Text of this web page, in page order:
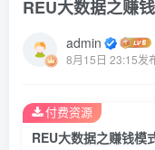
REU大数据之赚
admin
8月15日 23:15发
REU大数据之赚钱模
付费资源